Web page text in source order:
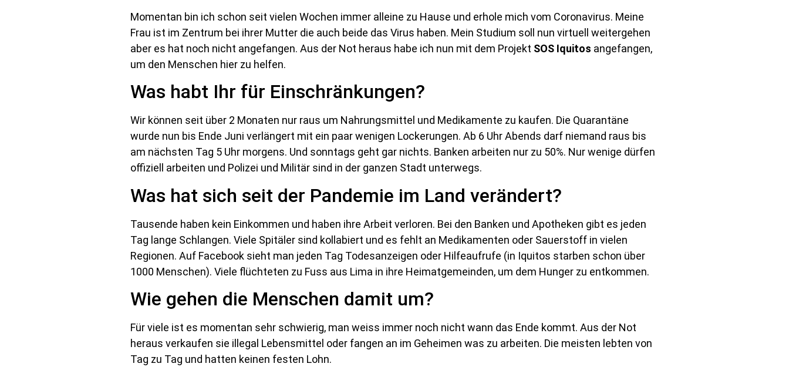
Momentan bin ich schon seit vielen Wochen immer alleine zu Hause und erhole mich vom Coronavirus. Meine
Frau ist im Zentrum bei ihrer Mutter die auch beide das Virus haben. Mein Studium soll nun virtuell weitergehen
aber es hat noch nicht angefangen. Aus der Not heraus habe ich nun mit dem Projekt SOS Iquitos angefangen,
um den Menschen hier zu helfen.
Was habt Ihr für Einschränkungen?
Wir können seit über 2 Monaten nur raus um Nahrungsmittel und Medikamente zu kaufen. Die Quarantäne
wurde nun bis Ende Juni verlängert mit ein paar wenigen Lockerungen. Ab 6 Uhr Abends darf niemand raus bis
am nächsten Tag 5 Uhr morgens. Und sonntags geht gar nichts. Banken arbeiten nur zu 50%. Nur wenige dürfen
offiziell arbeiten und Polizei und Militär sind in der ganzen Stadt unterwegs.
Was hat sich seit der Pandemie im Land verändert?
Tausende haben kein Einkommen und haben ihre Arbeit verloren. Bei den Banken und Apotheken gibt es jeden
Tag lange Schlangen. Viele Spitäler sind kollabiert und es fehlt an Medikamenten oder Sauerstoff in vielen
Regionen. Auf Facebook sieht man jeden Tag Todesanzeigen oder Hilfeaufrufe (in Iquitos starben schon über
1000 Menschen). Viele flüchteten zu Fuss aus Lima in ihre Heimatgemeinden, um dem Hunger zu entkommen.
Wie gehen die Menschen damit um?
Für viele ist es momentan sehr schwierig, man weiss immer noch nicht wann das Ende kommt. Aus der Not
heraus verkaufen sie illegal Lebensmittel oder fangen an im Geheimen was zu arbeiten. Die meisten lebten von
Tag zu Tag und hatten keinen festen Lohn.